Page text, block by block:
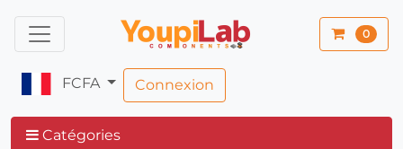
0
FCFA Connexion
Catégories